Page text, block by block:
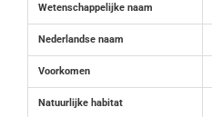
Wetenschappelijke naam
Nederlandse naam
Voorkomen
Natuurlijke habitat